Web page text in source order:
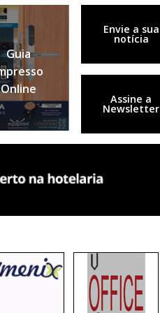
Guia
Online
Envie a sua
notícia
Assine a
Newsletter